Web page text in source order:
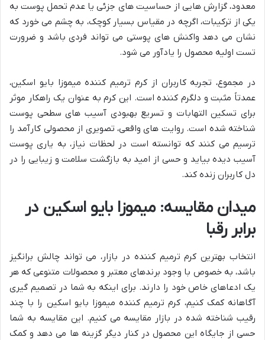
معدود، گزارش هایی از حساسیت های جزئی یا عدم تحمل پوست به
یکی از ترکیبات، اگرچه در مقیاس بسیار کوچک، به چشم می خورد که
نشان می دهد واکنش های پوستی می تواند فردی باشد و ضرورت
تست اولیه محصول را یادآور می شود.
در مجموع، تجربه کاربران از کرم ترمیم کننده میموزا بایو اسکین،
عمدتاً مثبت و دلگرم کننده است. این کرم به عنوان یک راهکار موثر
برای تسکین التهابات و تسریع بهبودی آسیب های سطحی پوست
شناخته شده است. روایت های واقعی، تصویری از محصولی کارآمد را
ترسیم می کنند که توانسته است در لحظات نیاز، به یاری پوست
آسیب دیده بیاید و حسی از امید به بازگشت سلامت و زیبایی را در
دل کاربران زنده کند.
میدان مقایسه: میموزا بایو اسکین در
برابر رقبا
انتخاب بهترین کرم ترمیم کننده در بازار، می تواند چالش برانگیز
باشد، به خصوص با وجود برندهای معتبر و محصولات متنوعی که هر
یک ادعاهای خاص خود را دارند. برای اینکه به شما در تصمیم گیری
آگاهانه کمک کنیم، کرم ترمیم کننده میموزا بایو اسکین را با چند
رقیب شناخته شده در بازار مقایسه می کنیم. این مقایسه به شما
حسی از جایگاه این محصول در کنار دیگر گزینه ها می دهد و کمک